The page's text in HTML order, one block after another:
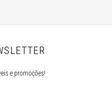
e promoções!